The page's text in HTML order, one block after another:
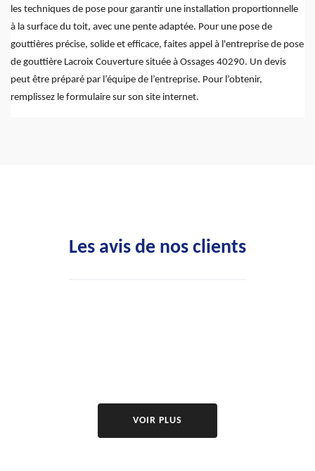
les techniques de pose pour garantir une installation proportionnelle
à la surface du toit, avec une pente adaptée. Pour une pose de
gouttières précise, solide et efficace, faites appel à l'entreprise de pose
de gouttière Lacroix Couverture située à Ossages 40290. Un devis
peut être préparé par l’équipe de l’entreprise. Pour l’obtenir,
remplissez le formulaire sur son site internet.
Les avis de nos clients
VOIR PLUS